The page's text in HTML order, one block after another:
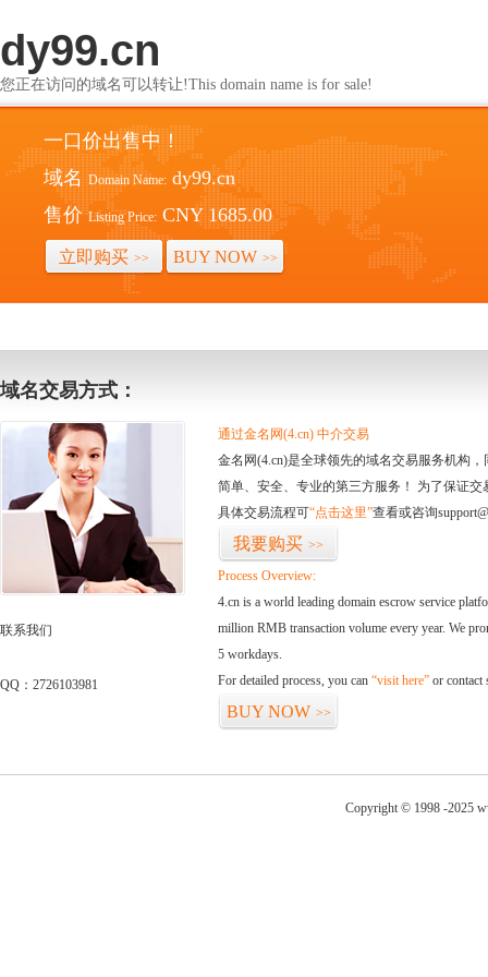
dy99.cn
您正在访问的域名可以转让!This domain name is for sale!
一口价出售中！
域名 Domain Name: dy99.cn
售价 Listing Price: CNY 1685.00
立即购买 >> BUY NOW >>
域名交易方式：
联系我们
QQ：2726103981
通过金名网(4.cn) 中介交易
金名网(4.cn)是全球领先的域名交易服务机构
简单、安全、专业的第三方服务！ 为了保证
具体交易流程可“点击这里”查看或咨询
我要购买 >>
Process Overview:
4.cn is a world leading domain escrow service
million RMB transaction volume every year. We
5 workdays.
For detailed process, you can “visit here” or contact
BUY NOW >>
Copyright © 1998 -2025